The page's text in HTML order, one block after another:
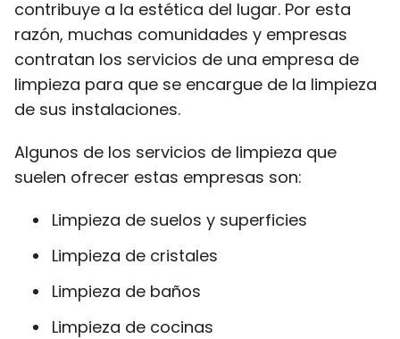
contribuye a la estética del lugar. Por esta
razón, muchas comunidades y empresas
contratan los servicios de una empresa de
limpieza para que se encargue de la limpieza
de sus instalaciones.
Algunos de los servicios de limpieza que
suelen ofrecer estas empresas son:
Limpieza de suelos y superficies
Limpieza de cristales
Limpieza de baños
Limpieza de cocinas